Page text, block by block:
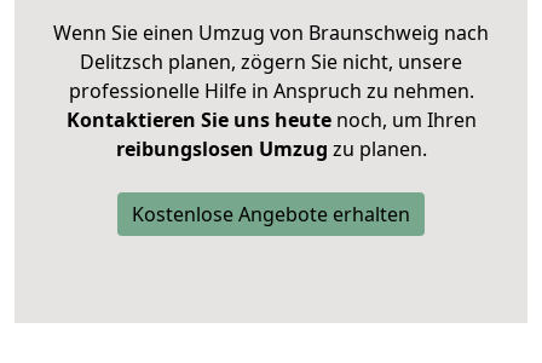
Wenn Sie einen Umzug von Braunschweig nach
Delitzsch planen, zögern Sie nicht, unsere
professionelle Hilfe in Anspruch zu nehmen.
Kontaktieren Sie uns heutenoch, um Ihren
reibungslosen Umzug zu planen.
Kostenlose Angebote erhalten